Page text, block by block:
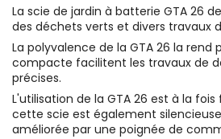
La scie de jardin à batterie GTA 26
des déchets verts et divers travaux
La polyvalence de la GTA 26 la
compacte facilitent les travaux de
précises.
L'utilisation de la GTA 26 est à la
cette scie est également
améliorée par une poignée de